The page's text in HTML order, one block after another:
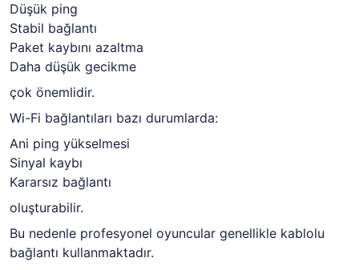
Düşük ping
Stabil bağlantı
Paket kaybını azaltma
Daha düşük gecikme
çok önemlidir.
Wi-Fi bağlantıları bazı durumlarda:
Ani ping yükselmesi
Sinyal kaybı
Kararsız bağlantı
oluşturabilir.
Bu nedenle profesyonel oyuncular genellikle kablolu
bağlantı kullanmaktadır.